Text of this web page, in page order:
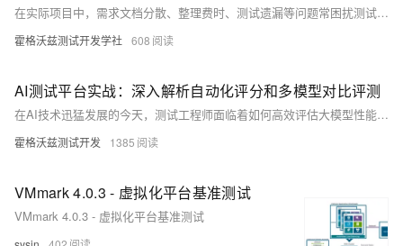
在实际项目中，需求文档分散、整理费时、测试遗漏等问题常困扰测试工作。霍格沃兹推出AI智能体测试平台全新功能——项目资料套件，可将多个关联文档打包管理，并一键生成测试用例，提升测试完整性与效率。支持套件创建、文档关联、编辑删除及用例生成，适用于复杂项目、版本迭代等场景，助力实现智能化测试协作，让测试更高效、更专业。
霍格沃兹测试开发学社 608
AI测试平台实战：深入解析自动化评分和多模型对比评测
在AI技术迅猛发展的今天，测试工程师面临着如何高效评估大模型性能的全新挑战。本文将深入探讨AI测试平台中自动化评分与多模型对比评测的关键技术与实践方法，为测试工程师提供可落地的解决方案。
霍格沃兹测试开发 1385
VMmark 4.0.3 - 虚拟化平台基准测试
VMmark 4.0.3 - 虚拟化平台基准测试